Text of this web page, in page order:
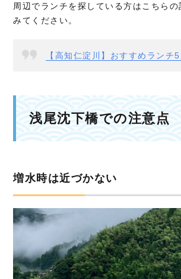
周辺でランチを探している方はこちら
みてください。
【高知仁淀川】おすすめランチ5
浅尾沈下橋での注意点
増水時は近づかない